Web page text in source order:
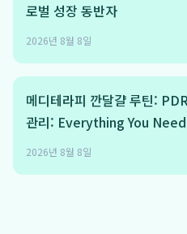
로벌 성장 동반자
2026년 8월 8일
메디테라피 깐달걀 루틴:
관리: Everything You
2026년 8월 8일